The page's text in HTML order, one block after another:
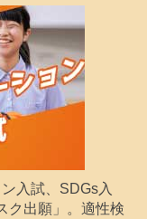
入試、SDGs入
ク出願」。適性検